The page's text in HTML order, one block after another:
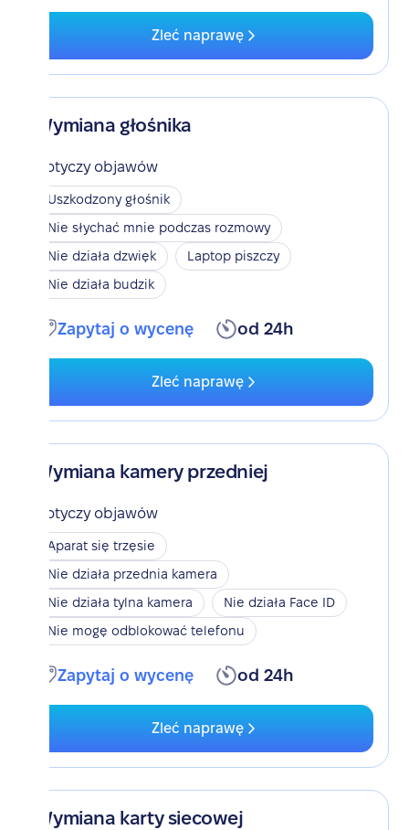
Zleć naprawę
Wymiana głośnika
Dotyczy objawów
Uszkodzony głośnik
Nie słychać mnie podczas rozmowy
Nie działa dzwięk
Laptop piszczy
Nie działa budzik
Zapytaj o wycenę od 24h
Zleć naprawę
Wymiana kamery przedniej
Dotyczy objawów
Aparat się trzęsie
Nie działa przednia kamera
Nie działa tylna kamera
Nie działa Face ID
Nie mogę odblokować telefonu
Zapytaj o wycenę od 24h
Zleć naprawę
Wymiana karty siecowej